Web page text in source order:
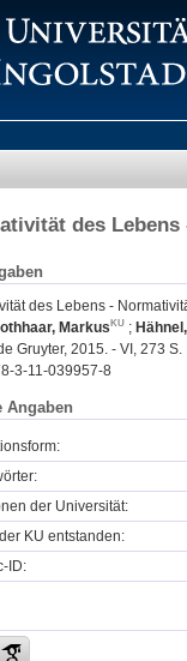
des
des Lebens -
Markus ;
Gruyter, 2015. - VI, 273 S.
3-11-039957-8
Angaben
der Universität:
KU entstanden:
ID: